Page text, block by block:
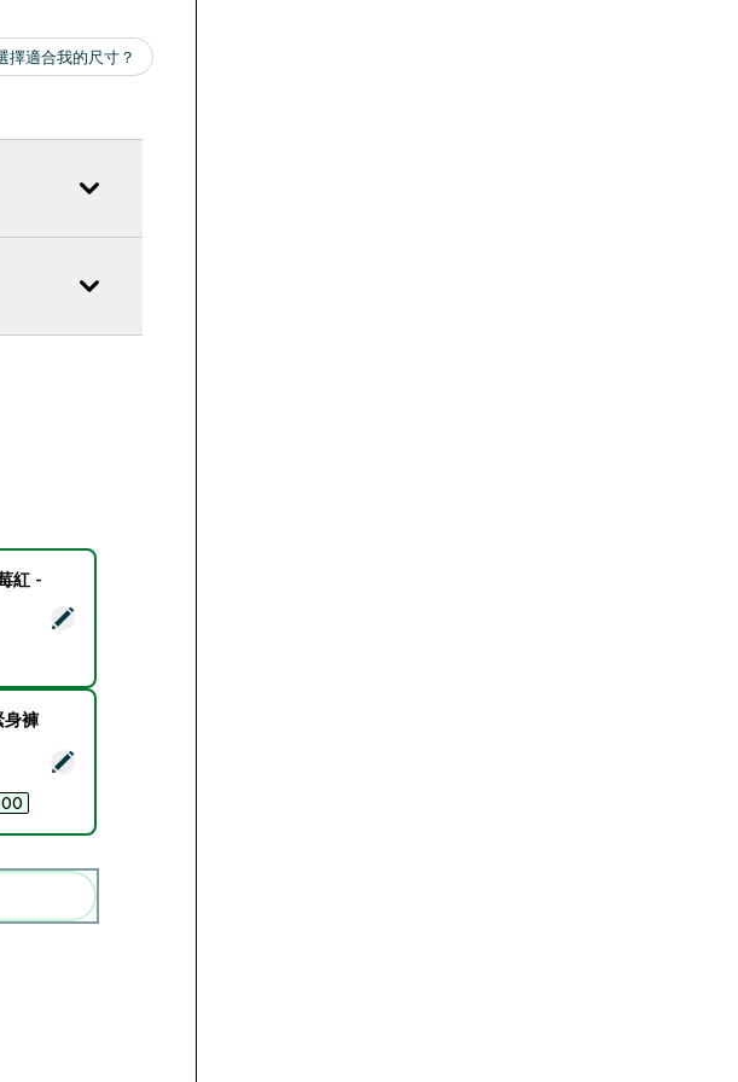
深莓紅 - S
紅 -
緊身褲 - 柔和灰 - M
身褲